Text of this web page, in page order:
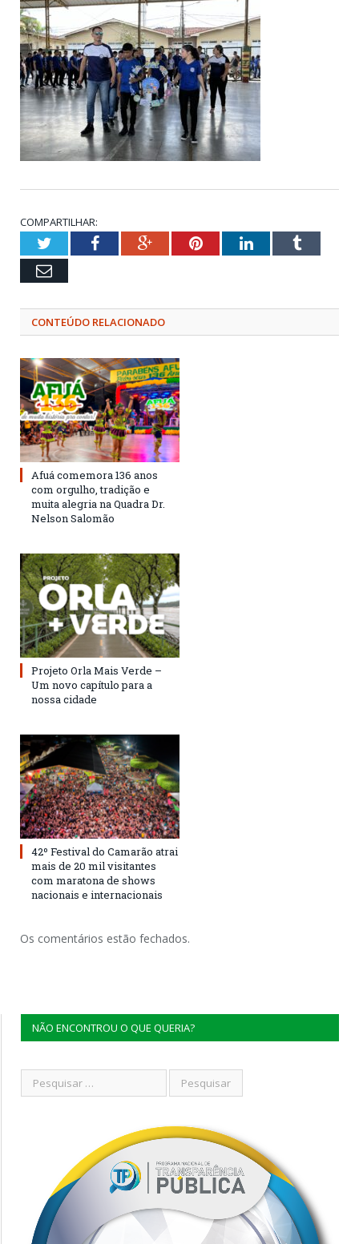
COMPARTILHAR:
TwitterFacebookGoogle+PinterestLinkedInTumblr
Email
CONTEÚDO RELACIONADO
Afuá comemora 136 anos
com orgulho, tradição e
muita alegria na Quadra Dr.
Nelson Salomão
Projeto Orla Mais Verde –
Um novo capítulo para a
nossa cidade
42º Festival do Camarão atrai
mais de 20 mil visitantes
com maratona de shows
nacionais e internacionais
Os comentários estão fechados.
NÃO ENCONTROU O QUE QUERIA?